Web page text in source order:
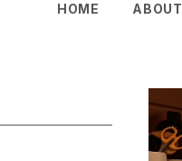
HOME ABOUT